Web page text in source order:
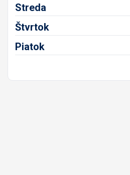
Streda
Štvrtok
Piatok